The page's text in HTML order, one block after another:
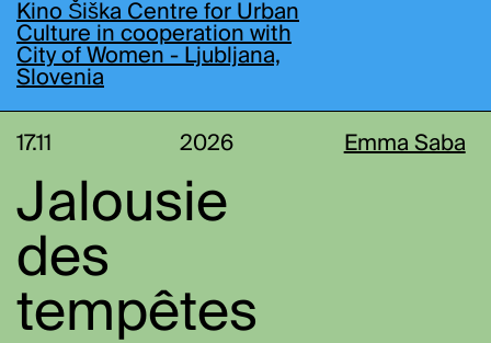
Kino Šiška Centre for Urban
Culture in cooperation with
City of Women - Ljubljana,
Slovenia
17.11 2026 Emma Saba
Jalousie
des
tempêtes